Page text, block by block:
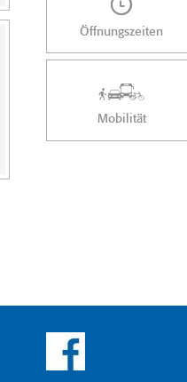
Öffnungszeiten
Mobilität